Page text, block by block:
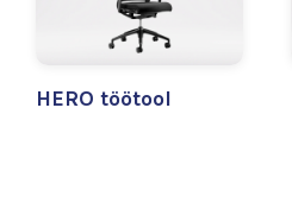
HERO töötool